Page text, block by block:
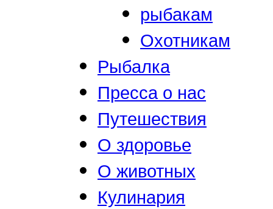
рыбакам
Охотникам
Рыбалка
Пресса о нас
Путешествия
О здоровье
О животных
Кулинария